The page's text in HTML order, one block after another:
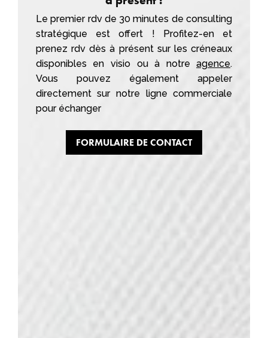
Le premier rdv de 30 minutes de consulting
stratégique est offert ! Profitez-en et
prenez rdv dès à présent sur les créneaux
disponibles en visio ou à notreagence.
Vous pouvez également appeler
directement sur notre ligne commerciale
pour échanger
FORMULAIRE DE CONTACT